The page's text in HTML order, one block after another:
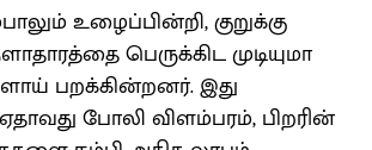
உழைப்பின்றி, குறுக்கு
பெருக்கிட முடியுமா
பறக்கின்றனர். இது
போலி விளம்பரம், பிறரின்